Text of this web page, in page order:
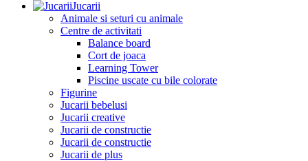
Jucarii
Animale si seturi cu animale
Centre de activitati
Balance board
Cort de joaca
Learning Tower
Piscine uscate cu bile colorate
Figurine
Jucarii bebelusi
Jucarii creative
Jucarii de constructie
Jucarii de constructie
Jucarii de plus